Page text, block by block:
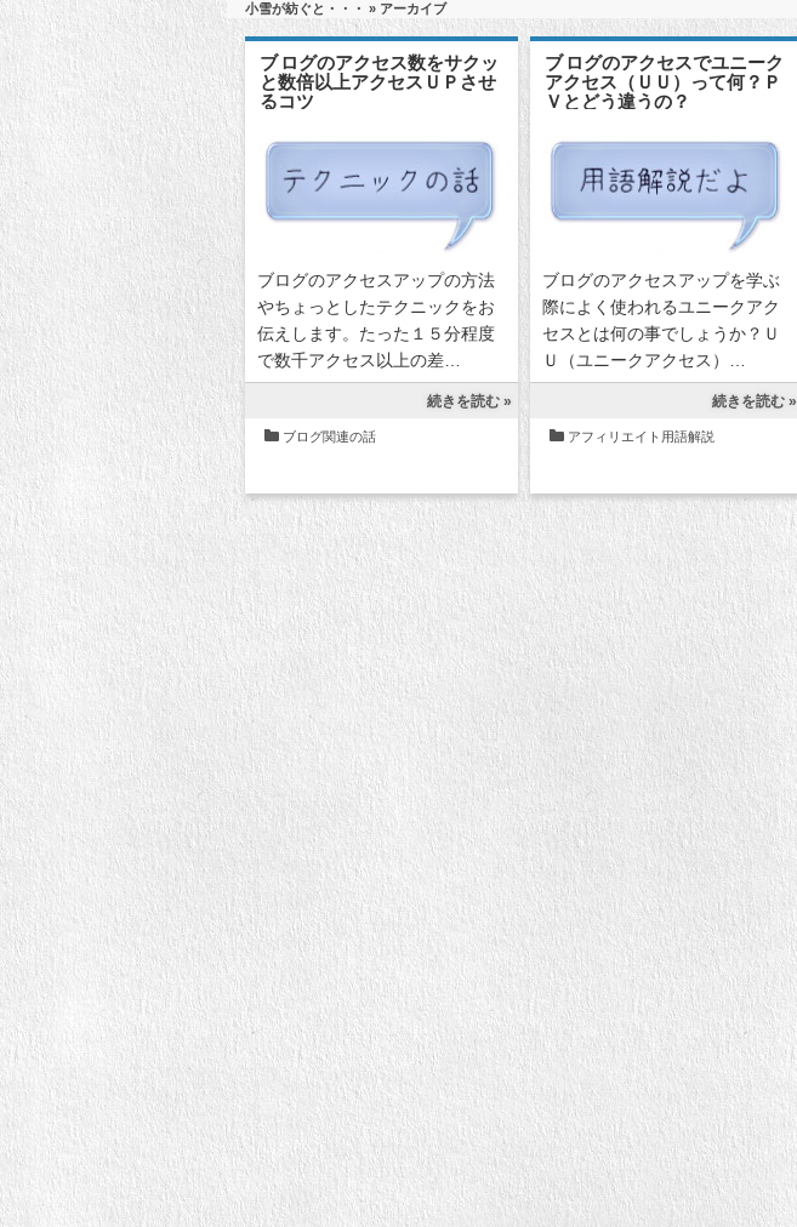
小雪が紡ぐと・・・ » アーカイブ
ブログのアクセス数をサクッ
と数倍以上アクセスＵＰさせ
るコツ
ブログのアクセスアップの方法
やちょっとしたテクニックをお
伝えします。たった１５分程度
で数千アクセス以上の差…
続きを読む »
ブログ関連の話
ブログのアクセスでユニーク
アクセス（ＵＵ）って何？Ｐ
Ｖとどう違うの？
ブログのアクセスアップを学ぶ
際によく使われるユニークアク
セスとは何の事でしょうか？Ｕ
Ｕ（ユニークアクセス）…
続きを読む »
アフィリエイト用語解説